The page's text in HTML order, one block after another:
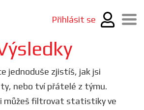
Přihlásit se
jednoduše zjistíš, jak jsi
nebo tví přátelé z týmu.
můžeš filtrovat statistiky ve